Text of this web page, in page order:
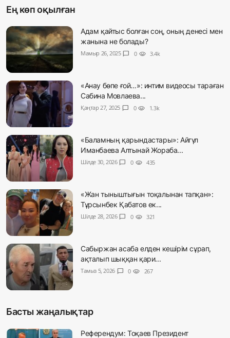
Ең көп оқылған
Адам қайтыс болған соң, оның денесі мен
жанына не болады?
Мамыр 26, 2025 chat_bubble 0 visibility 3.4k
«Анау бөпе ғой…»: интим видеосы тараған
Сабина Мовлаева...
Қаңтар 27, 2025 chat_bubble 0 visibility 1.3k
«Баламның қарындастары»: Айгүл
Иманбаева Алтынай Жораба...
Шілде 30, 2026 chat_bubble 0 visibility 435
«Жан тыныштығын тоқалынан тапқан»:
Тұрсынбек Қабатов ек...
Шілде 28, 2026 chat_bubble 0 visibility 321
Сабыржан асаба елден кешірім сұрап,
ақталып шыққан қари...
Тамыз 5, 2026 chat_bubble 0 visibility 267
Басты жаңалықтар
Референдум: Тоқаев Президент